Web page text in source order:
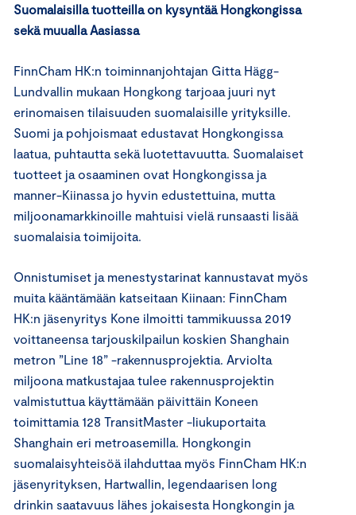
Suomalaisilla tuotteilla on kysyntää Hongkongissa
sekä muualla Aasiassa
FinnCham HK:n toiminnanjohtajan Gitta Hägg-
Lundvallin mukaan Hongkong tarjoaa juuri nyt
erinomaisen tilaisuuden suomalaisille yrityksille.
Suomi ja pohjoismaat edustavat Hongkongissa
laatua, puhtautta sekä luotettavuutta. Suomalaiset
tuotteet ja osaaminen ovat Hongkongissa ja
manner-Kiinassa jo hyvin edustettuina, mutta
miljoonamarkkinoille mahtuisi vielä runsaasti lisää
suomalaisia toimijoita.
Onnistumiset ja menestystarinat kannustavat myös
muita kääntämään katseitaan Kiinaan: FinnCham
HK:n jäsenyritys Kone ilmoitti tammikuussa 2019
voittaneensa tarjouskilpailun koskien Shanghain
metron ”Line 18” -rakennusprojektia. Arviolta
miljoona matkustajaa tulee rakennusprojektin
valmistuttua käyttämään päivittäin Koneen
toimittamia 128 TransitMaster -liukuportaita
Shanghain eri metroasemilla. Hongkongin
suomalaisyhteisöä ilahduttaa myös FinnCham HK:n
jäsenyrityksen, Hartwallin, legendaarisen long
drinkin saatavuus lähes jokaisesta Hongkongin ja